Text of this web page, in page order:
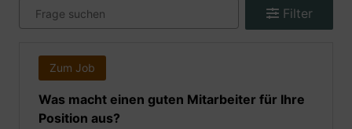
Filter
Zum Job
Was macht einen guten Mitarbeiter für Ihre
Position aus?